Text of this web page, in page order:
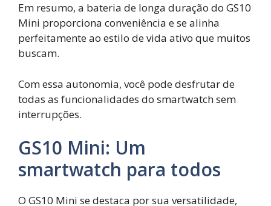
Em resumo, a bateria de longa duração do GS10
Mini proporciona conveniência e se alinha
perfeitamente ao estilo de vida ativo que muitos
buscam.
Com essa autonomia, você pode desfrutar de
todas as funcionalidades do smartwatch sem
interrupções.
GS10 Mini: Um
smartwatch para todos
O GS10 Mini se destaca por sua versatilidade,